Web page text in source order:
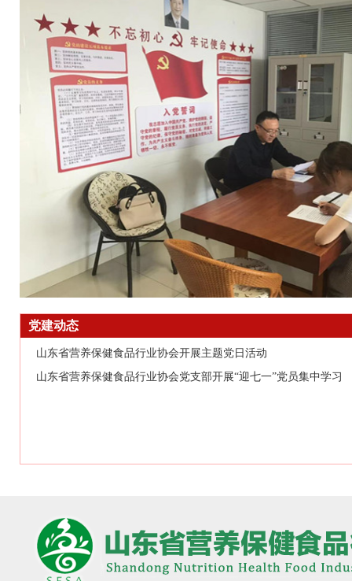
党建动态
山东省营养保健食品行业协会开展主题党日活动
山东省营养保健食品行业协会党支部开展“迎七一”党员集中学习